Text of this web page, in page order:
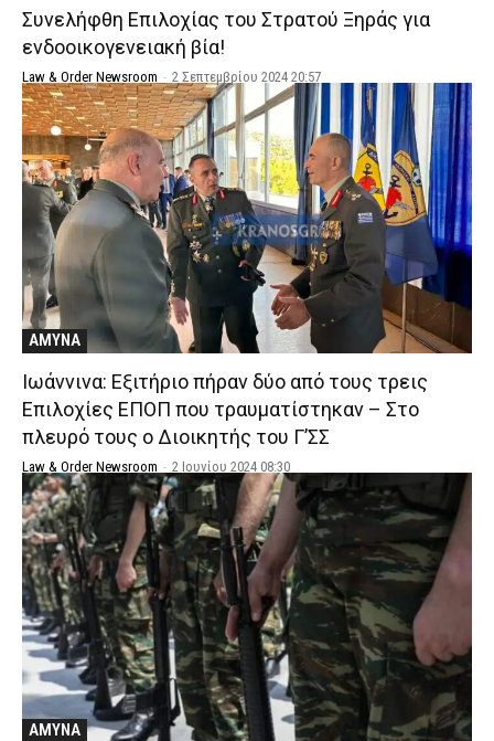
Συνελήφθη Επιλοχίας του Στρατού Ξηράς για
ενδοοικογενειακή βία!
Law & Order Newsroom - 2 Σεπτεμβρίου 2024 20:57
ΑΜΥΝΑ
Ιωάννινα: Εξιτήριο πήραν δύο από τους τρεις
Επιλοχίες ΕΠΟΠ που τραυματίστηκαν – Στο
πλευρό τους ο Διοικητής του Γ’ΣΣ
Law & Order Newsroom - 2 Ιουνίου 2024 08:30
ΑΜΥΝΑ